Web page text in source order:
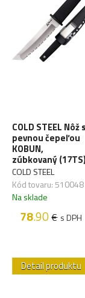
COLD STEEL Nôž s
pevnou čepeľou
KOBUN,
zúbkovaný (17TS)
COLD STEEL
Kód tovaru: 510048
Na sklade
78.90€ s DPH
Detail produktu